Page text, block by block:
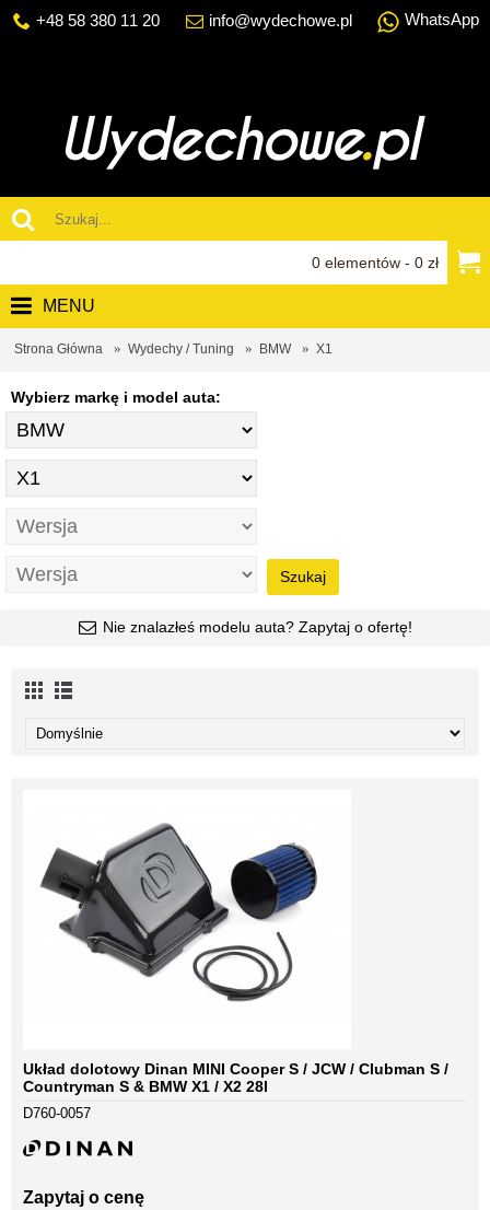
+48 58 380 11 20 info@wydechowe.pl WhatsApp
0 elementów - 0 zł
MENU
Strona Główna Wydechy / Tuning BMW X1
Wybierz markę i model auta:
Szukaj
Nie znalazłeś modelu auta? Zapytaj o ofertę!
Układ dolotowy Dinan MINI Cooper S / JCW / Clubman S /
Countryman S & BMW X1 / X2 28I
D760-0057
Zapytaj o cenę